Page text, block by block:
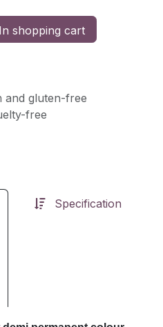
In shopping cart
and gluten-free
free
Specification